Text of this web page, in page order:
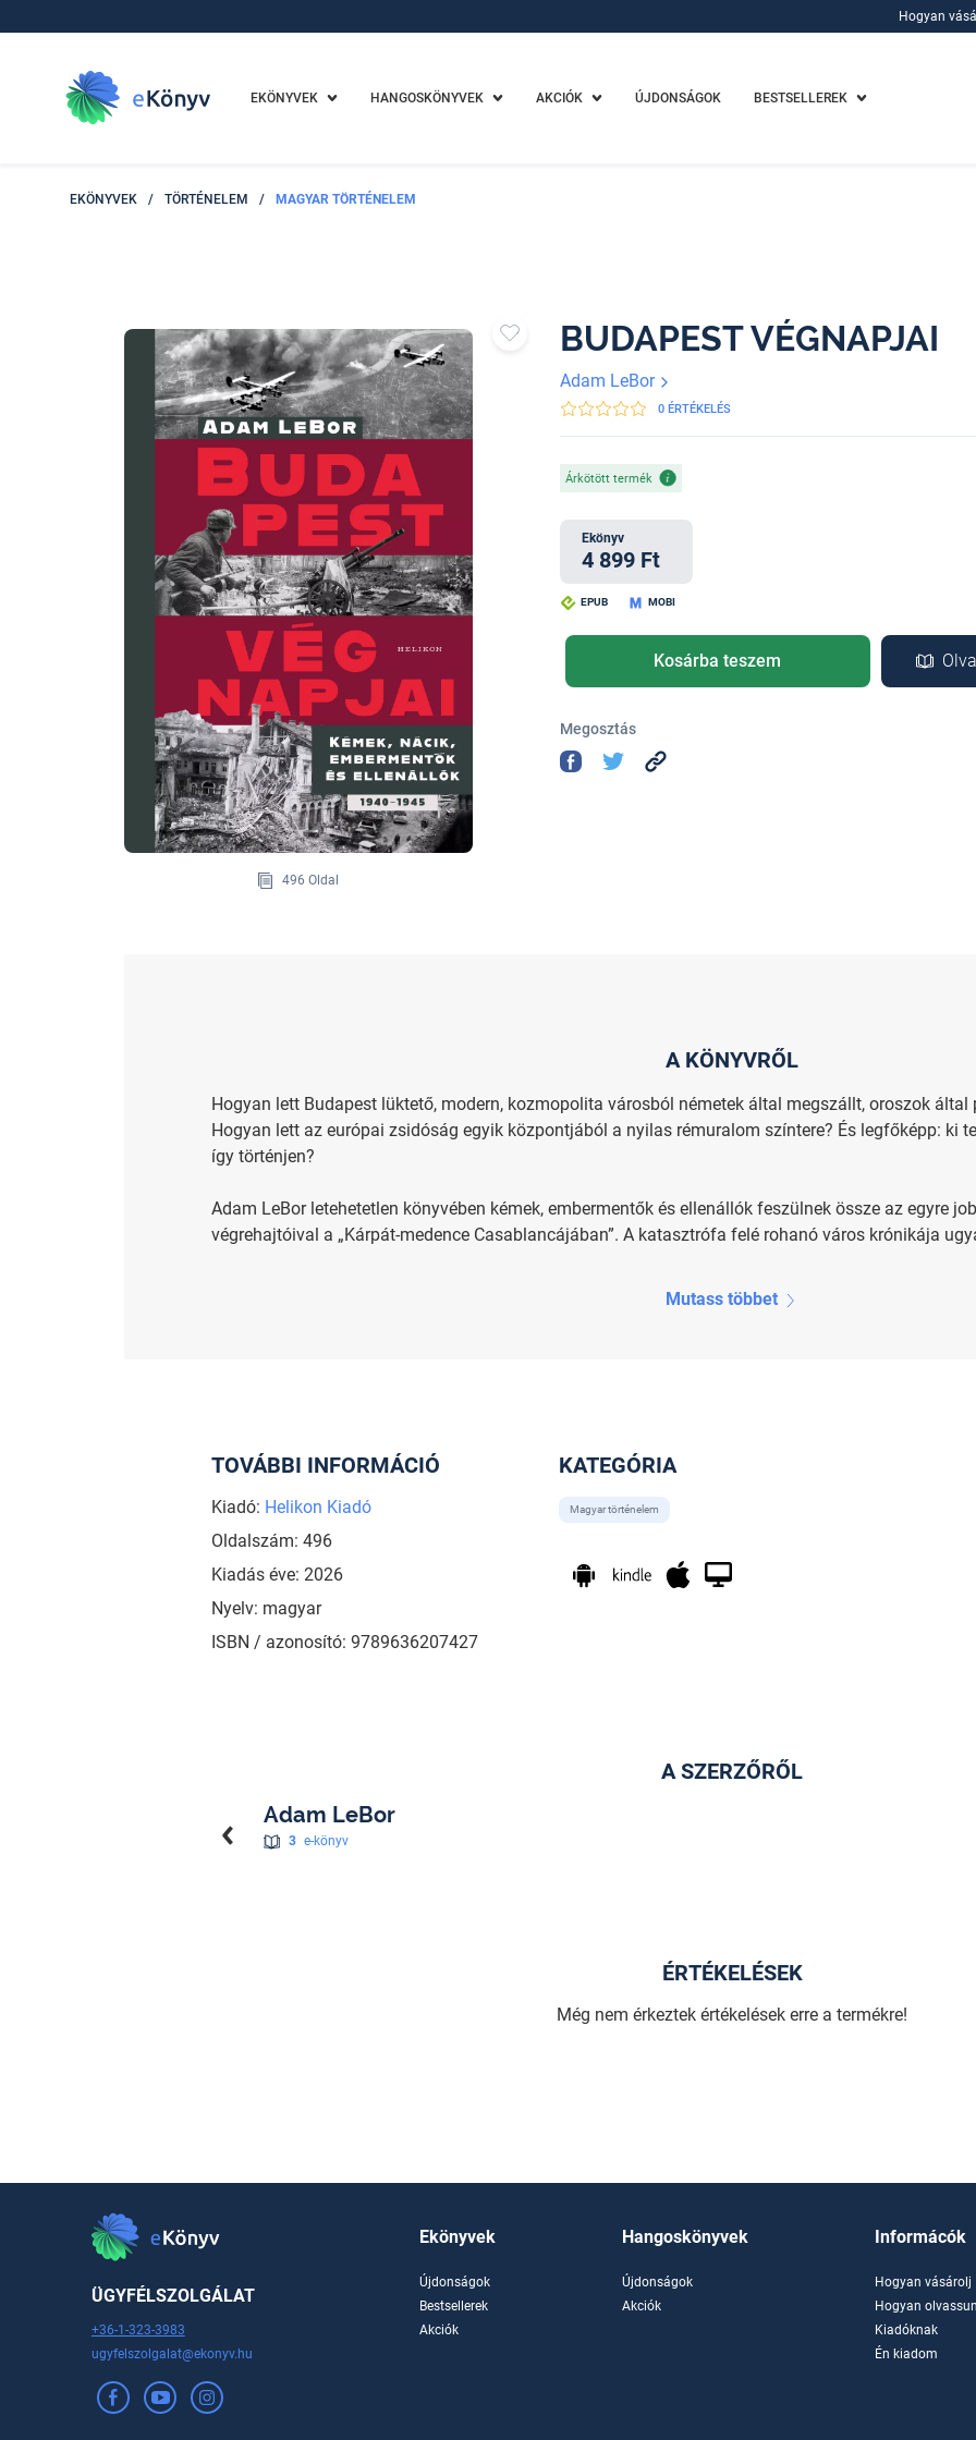
Hogyan
EKÖNYVEK HANGOSKÖNYVEK AKCIÓK ÚJDONSÁGOK BESTSELLEREK
EKÖNYVEK / TÖRTÉNELEM / MAGYAR TÖRTÉNELEM
496 Oldal
BUDAPEST VÉGNAPJAI
Adam LeBor
0 ÉRTÉKELÉS
Árkötött termék
Ekönyv
4 899 Ft
EPUB MOBI
Kosárba teszem
Megosztás
A KÖNYVRŐL
Hogyan lett Budapest lüktető, modern, kozmopolita városból németek által megszállt, oroszok
Hogyan lett az európai zsidóság egyik központjából a nyilas rémuralom színtere? És legfőképp: ki
így történjen?
Adam LeBor letehetetlen könyvében kémek, embermentők és ellenállók feszülnek össze az egyre
végrehajtóival a „Kárpát-medence Casablancájában”. A katasztrófa felé rohanó város krónikája
Mutass többet
TOVÁBBI INFORMÁCIÓ
Kiadó: Helikon Kiadó
Oldalszám: 496
Kiadás éve: 2026
Nyelv: magyar
ISBN / azonosító: 9789636207427
KATEGÓRIA
Magyar történelem
A SZERZŐRŐL
Adam LeBor
3 e-könyv
ÉRTÉKELÉSEK
Még nem érkeztek értékelések erre a termékre!
ÜGYFÉLSZOLGÁLAT
+36-1-323-3983
ugyfelszolgalat@ekonyv.hu
Ekönyvek
Újdonságok
Bestsellerek
Akciók
Hangoskönyvek
Újdonságok
Akciók
Informácók
Hogyan vásárolj
Hogyan
Kiadóknak
Én kiadom